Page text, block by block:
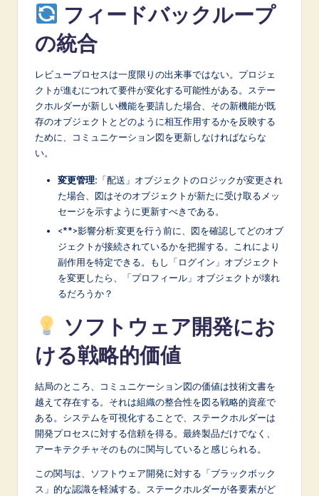
フィードバックループ
の統合
レビュープロセスは一度限りの出来事ではない。プロジェ
クトが進むにつれて要件が変化する可能性がある。ステー
クホルダーが新しい機能を要請した場合、その新機能が既
存のオブジェクトとどのように相互作用するかを反映する
ために、コミュニケーション図を更新しなければならな
い。
変更管理: 「配送」オブジェクトのロジックが変更され
た場合、図はそのオブジェクトが新たに受け取るメッ
セージを示すように更新すべきである。
<**>影響分析:変更を行う前に、図を確認してどのオブ
ジェクトが接続されているかを把握する。これにより
副作用を特定できる。もし「ログイン」オブジェクト
を変更したら、「プロフィール」オブジェクトが壊れ
るだろうか？
ソフトウェア開発にお
ける戦略的価値
結局のところ、コミュニケーション図の価値は技術文書を
越えて存在する。それは組織の整合性を図る戦略的資産で
ある。システムを可視化することで、ステークホルダーは
開発プロセスに対する信頼を得る。最終製品だけでなく、
アーキテクチャそのものに関与していると感じられる。
この関与は、ソフトウェア開発に対する「ブラックボック
ス」的な認識を軽減する。ステークホルダーが各要素がど